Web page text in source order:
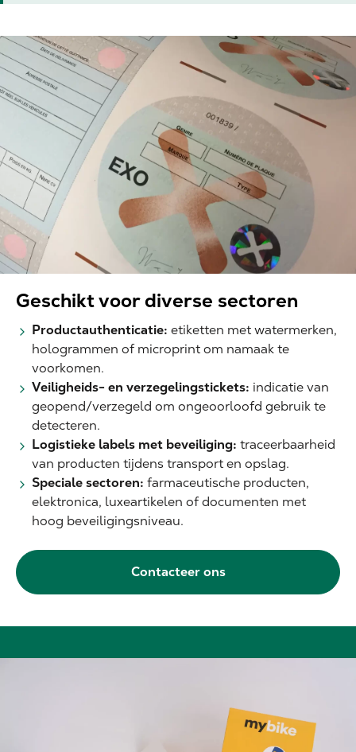
Geschikt voor diverse sectoren
Productauthenticatie: etiketten met watermerken,
hologrammen of microprint om namaak te
voorkomen.
Veiligheids- en verzegelingstickets: indicatie van
geopend/verzegeld om ongeoorloofd gebruik te
detecteren.
Logistieke labels met beveiliging: traceerbaarheid
van producten tijdens transport en opslag.
Speciale sectoren: farmaceutische producten,
elektronica, luxeartikelen of documenten met
hoog beveiligingsniveau.
Contacteer ons